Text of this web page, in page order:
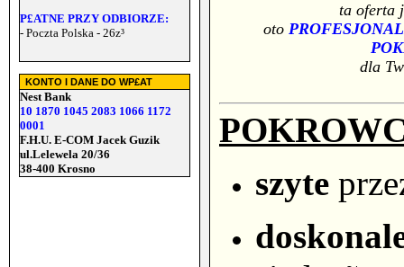
P£ATNE PRZY ODBIORZE:
- Poczta Polska - 26z³
KONTO I DANE DO WP£AT
Nest Bank
10 1870 1045 2083 1066 1172
0001
F.H.U. E-COM Jacek Guzik
ul.Lelewela 20/36
38-400 Krosno
ta oferta
oto
dla
szyte